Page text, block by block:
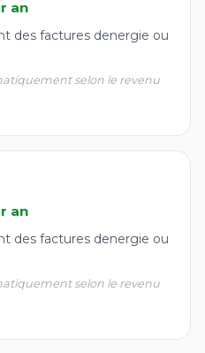
an
des factures denergie ou
selon le revenu
an
des factures denergie ou
selon le revenu